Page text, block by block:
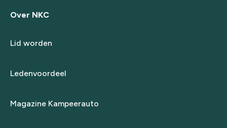
Over NKC
Lid worden
Ledenvoordeel
Magazine Kampeerauto